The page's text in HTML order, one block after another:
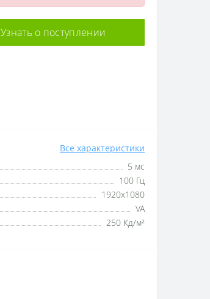
Узнать о поступлении
Все характеристики
5 мс
100 Гц
1920x1080
VA
250 Кд/м²